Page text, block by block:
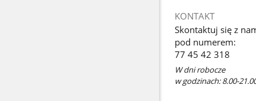
KONTAKT
Skontaktuj się z
pod numerem:
77 45 42 318
W dni robocze
w godzinach: 8.00-